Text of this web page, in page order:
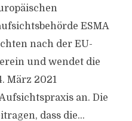
ESMA
nach der EU-
und wendet die
März 2021
an. Die
dass die...